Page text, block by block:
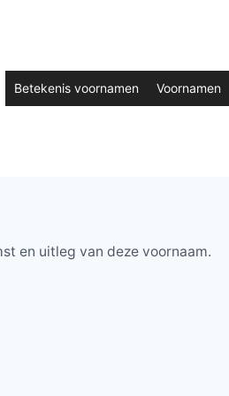
Betekenis voornamen Voornamen
en uitleg van deze voornaam.